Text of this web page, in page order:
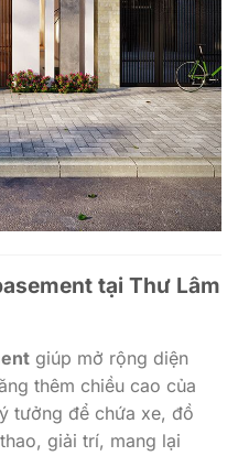
tại Thư Lâm
giúp mở rộng diện
thêm chiều cao của
tưởng để chứa xe, đồ
giải trí, mang lại